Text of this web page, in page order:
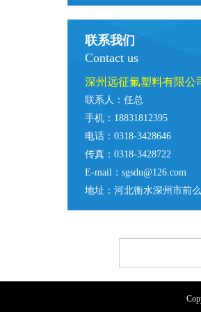
联系我们
Contact us
深州远征氟塑料有限公
联系人：任总
手机：18831812395
电话：0318-3428646
传真：0318-3428722
E-mail：sgsdu@126.com
地址：河北衡水深州市前